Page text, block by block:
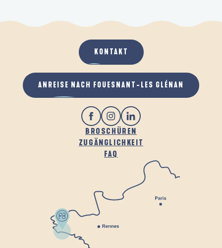
BROSCHÜREN
ZUGÄNGLICHKEIT
FAQ
KONTAKT
ANREISE NACH FOUESNANT-LES GLÉNAN